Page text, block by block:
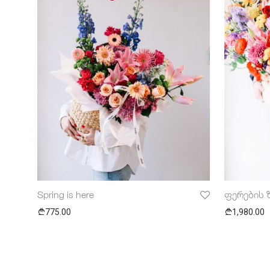
Spring is here
775.00
ფერების
1,980.00